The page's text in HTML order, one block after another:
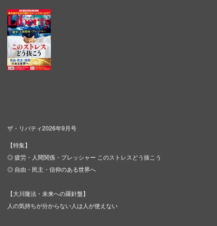
ザ・リバティ2026年9月号
【特集】
◎ 疲労・人間関係・プレッシャー このストレスどう抜こう
◎ 自由・民主・信仰のある世界へ
【大川隆法・未来への羅針盤】
人の気持ちが分からない人は人が使えない